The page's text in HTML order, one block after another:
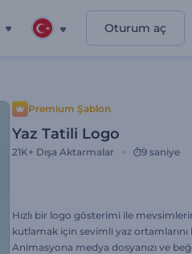
Oturum aç
Premium Şablon
Yaz Tatili Logo
21K+ Dışa Aktarmalar 9 saniye
Hızlı bir logo gösterimi ile mevsimlerin
kutlamak için sevimli yaz ortamlarını
Animasyona medya dosyanızı ve